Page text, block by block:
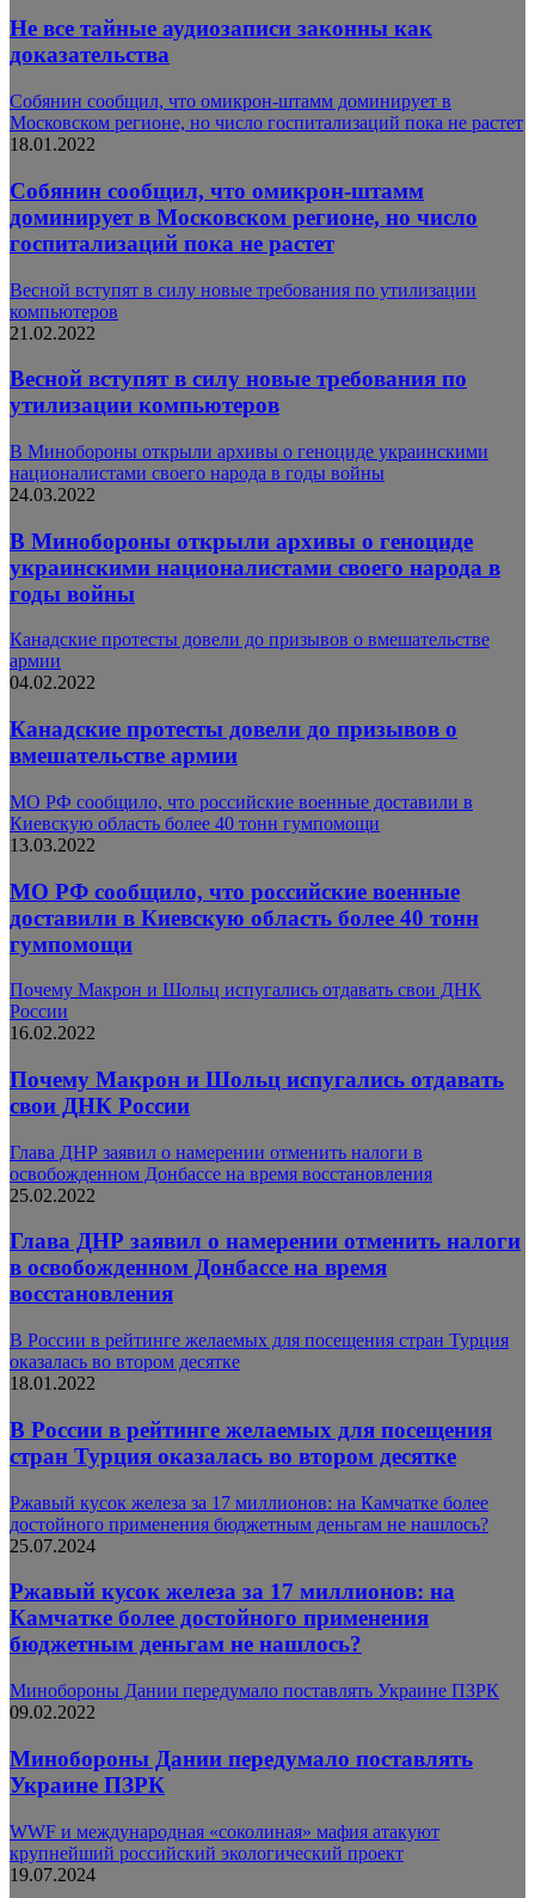
Не все тайные аудиозаписи законны как
доказательства
Собянин сообщил, что омикрон-штамм доминирует в
Московском регионе, но число госпитализаций пока не растет
18.01.2022
Собянин сообщил, что омикрон-штамм
доминирует в Московском регионе, но число
госпитализаций пока не растет
Весной вступят в силу новые требования по утилизации
компьютеров
21.02.2022
Весной вступят в силу новые требования по
утилизации компьютеров
В Минобороны открыли архивы о геноциде украинскими
националистами своего народа в годы войны
24.03.2022
В Минобороны открыли архивы о геноциде
украинскими националистами своего народа в
годы войны
Канадские протесты довели до призывов о вмешательстве
армии
04.02.2022
Канадские протесты довели до призывов о
вмешательстве армии
МО РФ сообщило, что российские военные доставили в
Киевскую область более 40 тонн гумпомощи
13.03.2022
МО РФ сообщило, что российские военные
доставили в Киевскую область более 40 тонн
гумпомощи
Почему Макрон и Шольц испугались отдавать свои ДНК
России
16.02.2022
Почему Макрон и Шольц испугались отдавать
свои ДНК России
Глава ДНР заявил о намерении отменить налоги в
освобожденном Донбассе на время восстановления
25.02.2022
Глава ДНР заявил о намерении отменить налоги
в освобожденном Донбассе на время
восстановления
В России в рейтинге желаемых для посещения стран Турция
оказалась во втором десятке
18.01.2022
В России в рейтинге желаемых для посещения
стран Турция оказалась во втором десятке
Ржавый кусок железа за 17 миллионов: на Камчатке более
достойного применения бюджетным деньгам не нашлось?
25.07.2024
Ржавый кусок железа за 17 миллионов: на
Камчатке более достойного применения
бюджетным деньгам не нашлось?
Минобороны Дании передумало поставлять Украине ПЗРК
09.02.2022
Минобороны Дании передумало поставлять
Украине ПЗРК
WWF и международная «соколиная» мафия атакуют
крупнейший российский экологический проект
19.07.2024